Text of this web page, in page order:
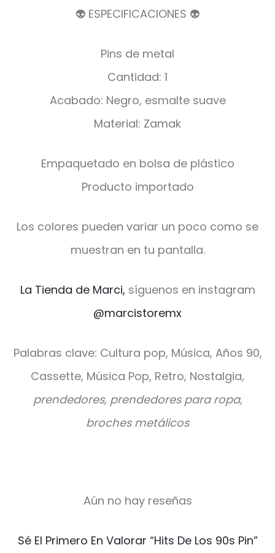
👽 ESPECIFICACIONES 👽
Pins de metal
Cantidad: 1
Acabado: Negro, esmalte suave
Material: Zamak
Empaquetado en bolsa de plástico
Producto importado
Los colores pueden variar un poco como se
muestran en tu pantalla.
La Tienda de Marci, síguenos en instagram
@marcistoremx
Palabras clave: Cultura pop, Música, Años 90,
Cassette, Música Pop, Retro, Nostalgia,
prendedores, prendedores para ropa,
broches metálicos
V
Aún no hay reseñas
Sé El Primero En Valorar “Hits De Los 90s Pin”